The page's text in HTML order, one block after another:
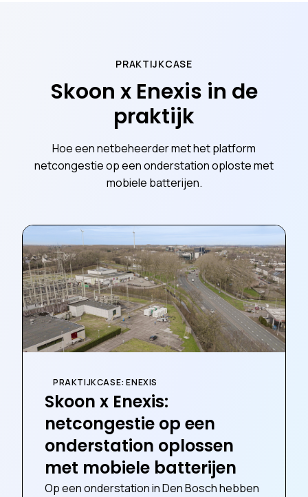
PRAKTIJKCASE
Skoon x Enexis in de
praktijk
Hoe een netbeheerder met het platform
netcongestie op een onderstation oploste met
mobiele batterijen.
PRAKTIJKCASE: ENEXIS
Skoon x Enexis:
netcongestie op een
onderstation oplossen
met mobiele batterijen
Op een onderstation in Den Bosch hebben